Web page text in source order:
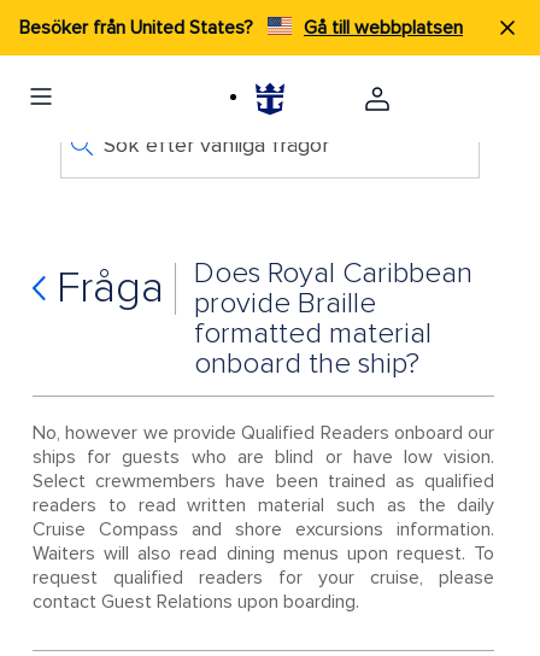
Besöker från United States? Gå till webbplatsen
Sök efter vanliga frågor
Fråga
Does Royal Caribbean
provide Braille
formatted material
onboard the ship?
No, however we provide Qualified Readers onboard our
ships for guests who are blind or have low vision.
Select crewmembers have been trained as qualified
readers to read written material such as the daily
Cruise Compass and shore excursions information.
Waiters will also read dining menus upon request. To
request qualified readers for your cruise, please
contact Guest Relations upon boarding.